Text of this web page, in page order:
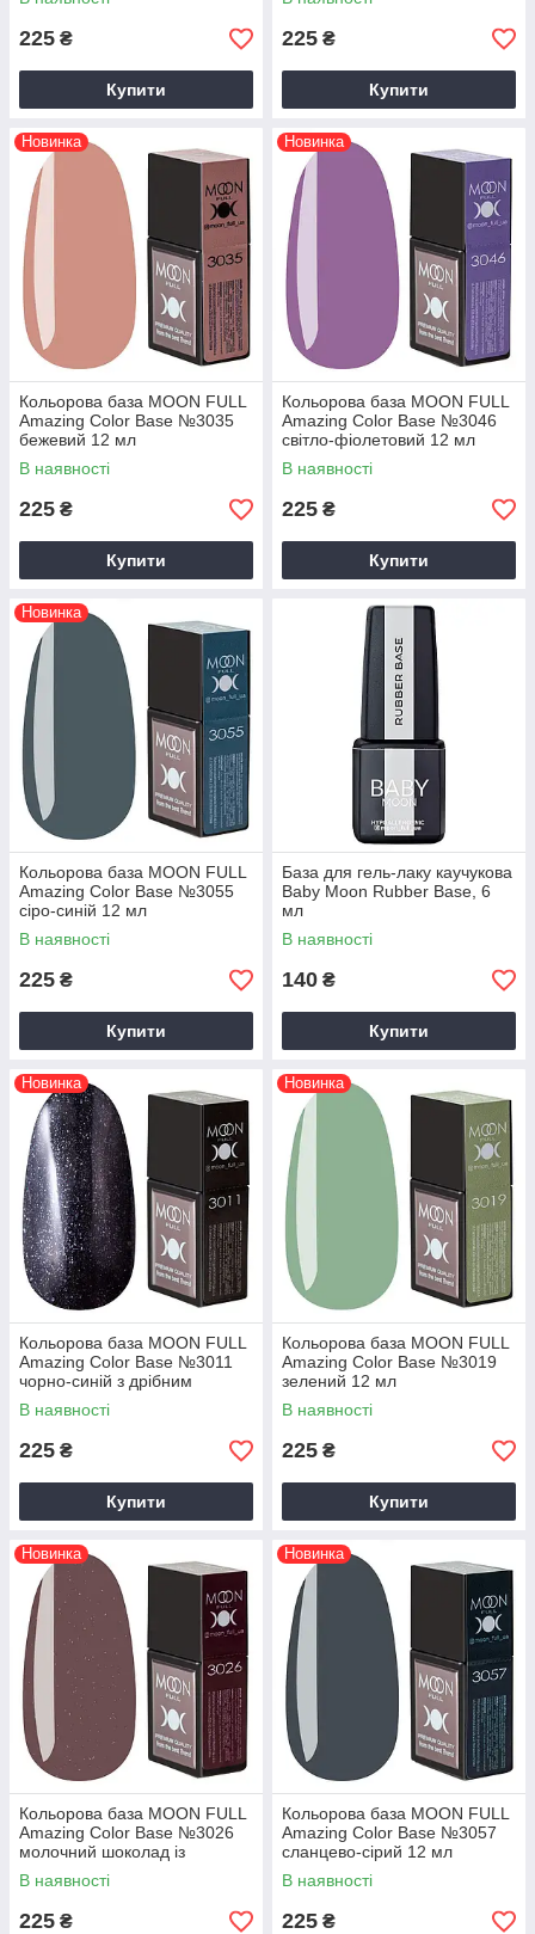
225 ₴
Купити
225 ₴
Купити
Новинка
Кольорова база MOON FULL
Amazing Color Base №3035
бежевий 12 мл
В наявності
225 ₴
Купити
Новинка
Кольорова база MOON FULL
Amazing Color Base №3046
світло-фіолетовий 12 мл
В наявності
225 ₴
Купити
Новинка
Кольорова база MOON FULL
Amazing Color Base №3055
сіро-синій 12 мл
В наявності
225 ₴
Купити
База для гель-лаку каучукова
Baby Moon Rubber Base, 6
мл
В наявності
140 ₴
Купити
Новинка
Кольорова база MOON FULL
Amazing Color Base №3011
чорно-синій з дрібним
шиммером 12 мл
В наявності
225 ₴
Купити
Новинка
Кольорова база MOON FULL
Amazing Color Base №3019
зелений 12 мл
В наявності
225 ₴
Купити
Новинка
Кольорова база MOON FULL
Amazing Color Base №3026
молочний шоколад із
шиммером 12 мл
В наявності
225 ₴
Новинка
Кольорова база MOON FULL
Amazing Color Base №3057
сланцево-сірий 12 мл
В наявності
225 ₴